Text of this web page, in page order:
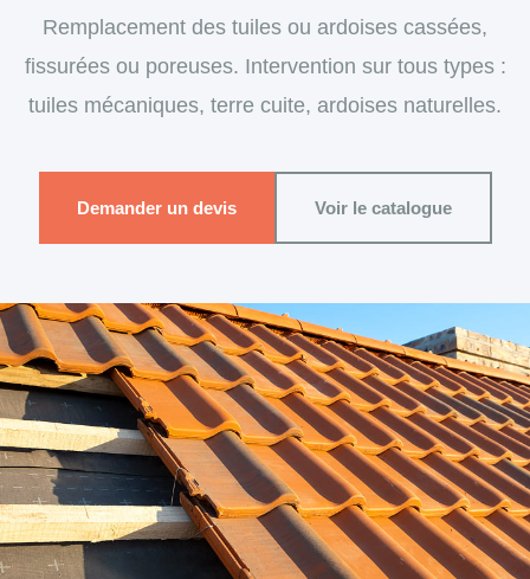
Remplacement des tuiles ou ardoises cassées,
fissurées ou poreuses. Intervention sur tous types :
tuiles mécaniques, terre cuite, ardoises naturelles.
Demander un devis Voir le catalogue